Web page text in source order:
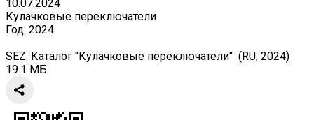
10.07.2024
Кулачковые переключатели
Год: 2024
SEZ. Каталог "Кулачковые переключатели" (RU, 2024)
19.1 МБ